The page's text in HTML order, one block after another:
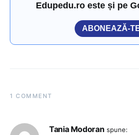
Edupedu.ro este și pe
ABONEAZĂ-
1 COMMENT
Tania Modoran spune: